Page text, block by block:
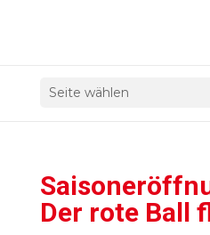
Seite wählen
Der rote Ball